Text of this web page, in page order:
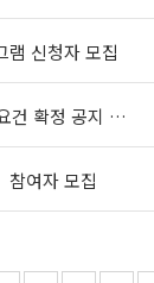
신청자 모집
건 확정 공지 …
여자 모집